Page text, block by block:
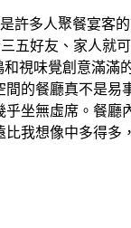
許多人聚餐宴客
五好友、家人就
視味覺創意滿滿
的餐廳真不是易
坐無虛席。餐廳
我想像中多得多